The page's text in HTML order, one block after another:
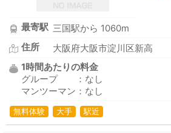
最寄駅 三国駅から 1060m
住所
大阪府大阪市淀川区新高
1時間あたりの料金
グループ ：なし
マンツーマン：なし
無料体験 大手 駅近